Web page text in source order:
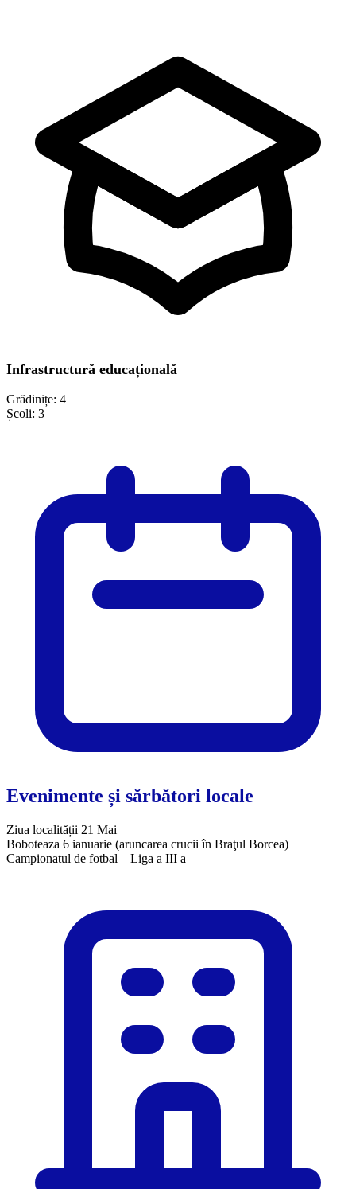
Infrastructură educațională
Grădinițe: 4
Școli: 3
Evenimente și sărbători locale
Ziua localității 21 Mai
Boboteaza 6 ianuarie (aruncarea crucii în Braţul Borcea)
​Campionatul de fotbal – Liga a III a